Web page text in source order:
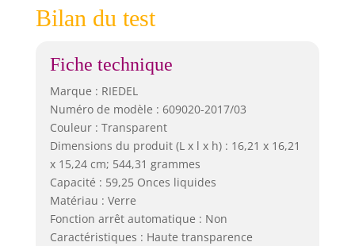
Bilan du test
Fiche technique
Marque : RIEDEL
Numéro de modèle : 609020-2017/03
Couleur : Transparent
Dimensions du produit (L x l x h) : 16,21 x 16,21
x 15,24 cm; 544,31 grammes
Capacité : 59,25 Onces liquides
Matériau : Verre
Fonction arrêt automatique : Non
Caractéristiques : Haute transparence